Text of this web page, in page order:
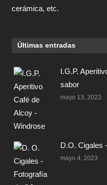
cerámica, etc.
Últimas entradas
I.G.P.
sabor
mayo 13, 2023
D.O. Cigales
mayo 4, 2023